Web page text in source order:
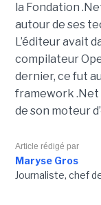
la Fondation
autour de ses
L’éditeur avait
compilateur
dernier, ce fut
framework .Net
de son moteur
Article rédigé par
Maryse Gros
Journaliste, chef